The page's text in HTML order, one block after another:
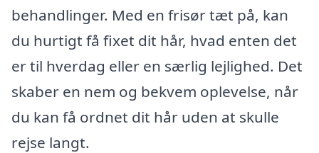
behandlinger. Med en frisør tæt på, kan
du hurtigt få fixet dit hår, hvad enten det
er til hverdag eller en særlig lejlighed. Det
skaber en nem og bekvem oplevelse, når
du kan få ordnet dit hår uden at skulle
rejse langt.